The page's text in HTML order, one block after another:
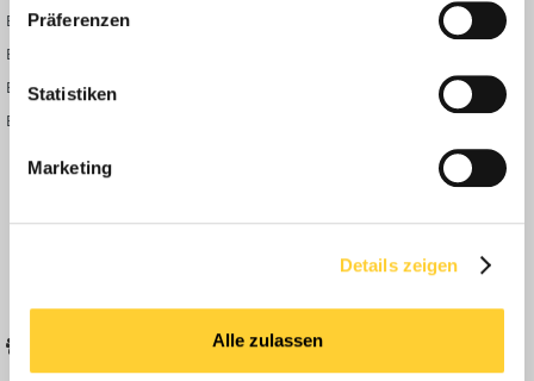
Präferenzen
Statistiken
Marketing
Details zeigen
Alle zulassen
Bauforum24 TV
BF24 Mediathek
BF24 Fotostrecken
Bauforum Shop
FAQ
Community Regeln
KONTAKT